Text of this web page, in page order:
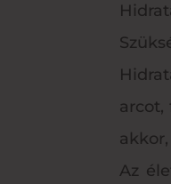
arcot,
Az